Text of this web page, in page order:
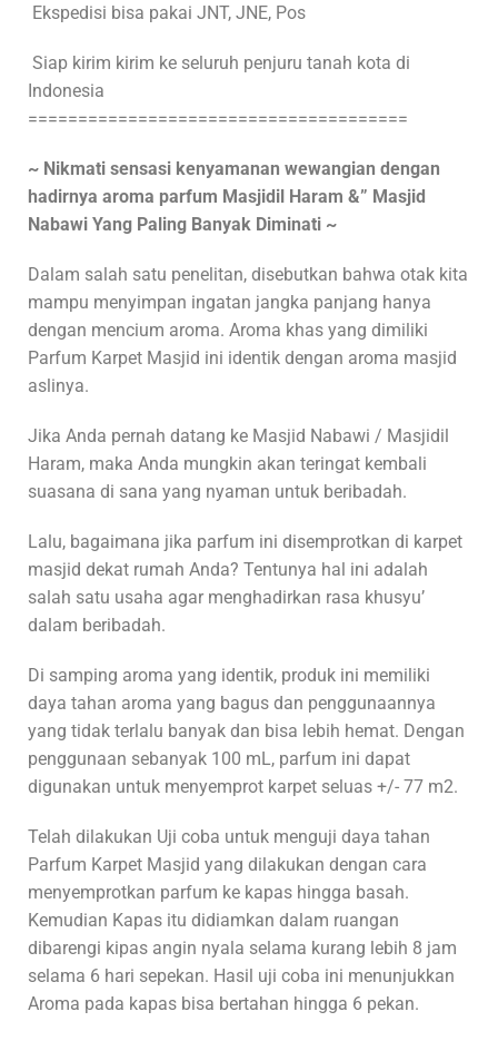
Ekspedisi bisa pakai JNT, JNE, Pos
Siap kirim kirim ke seluruh penjuru tanah kota di
Indonesia
======================================
~ Nikmati sensasi kenyamanan wewangian dengan
hadirnya aroma parfum Masjidil Haram &” Masjid
Nabawi Yang Paling Banyak Diminati ~
Dalam salah satu penelitan, disebutkan bahwa otak kita
mampu menyimpan ingatan jangka panjang hanya
dengan mencium aroma. Aroma khas yang dimiliki
Parfum Karpet Masjid ini identik dengan aroma masjid
aslinya.
Jika Anda pernah datang ke Masjid Nabawi / Masjidil
Haram, maka Anda mungkin akan teringat kembali
suasana di sana yang nyaman untuk beribadah.
Lalu, bagaimana jika parfum ini disemprotkan di karpet
masjid dekat rumah Anda? Tentunya hal ini adalah
salah satu usaha agar menghadirkan rasa khusyu’
dalam beribadah.
Di samping aroma yang identik, produk ini memiliki
daya tahan aroma yang bagus dan penggunaannya
yang tidak terlalu banyak dan bisa lebih hemat. Dengan
penggunaan sebanyak 100 mL, parfum ini dapat
digunakan untuk menyemprot karpet seluas +/- 77 m2.
Telah dilakukan Uji coba untuk menguji daya tahan
Parfum Karpet Masjid yang dilakukan dengan cara
menyemprotkan parfum ke kapas hingga basah.
Kemudian Kapas itu didiamkan dalam ruangan
dibarengi kipas angin nyala selama kurang lebih 8 jam
selama 6 hari sepekan. Hasil uji coba ini menunjukkan
Aroma pada kapas bisa bertahan hingga 6 pekan.